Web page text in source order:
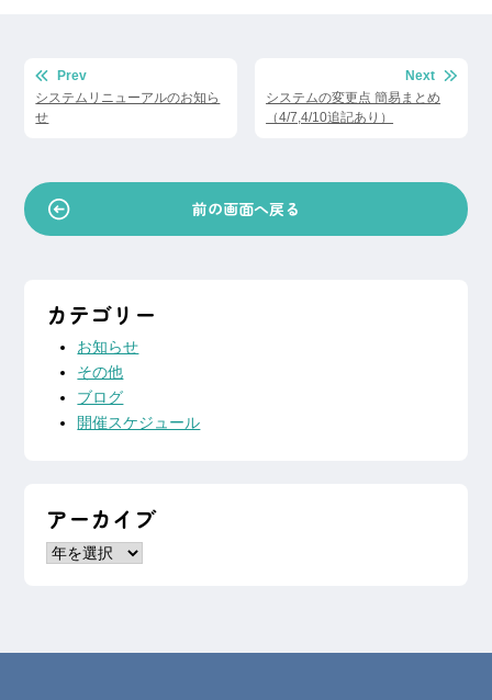
Prev
システムリニューアルのお知ら
せ
Next
システムの変更点 簡易まとめ
（4/7,4/10追記あり）
前の画面へ戻る
カテゴリー
お知らせ
その他
ブログ
開催スケジュール
アーカイブ
ア
ー